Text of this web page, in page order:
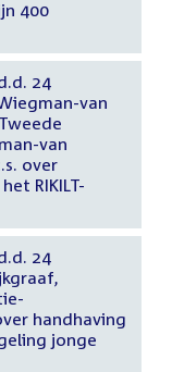
400
24
van
van
over
RIKILT-
24
handhaving
jonge